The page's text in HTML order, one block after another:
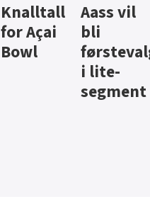
Brus og
jus fra
Berentsen
Hard
iste fra
Hansa